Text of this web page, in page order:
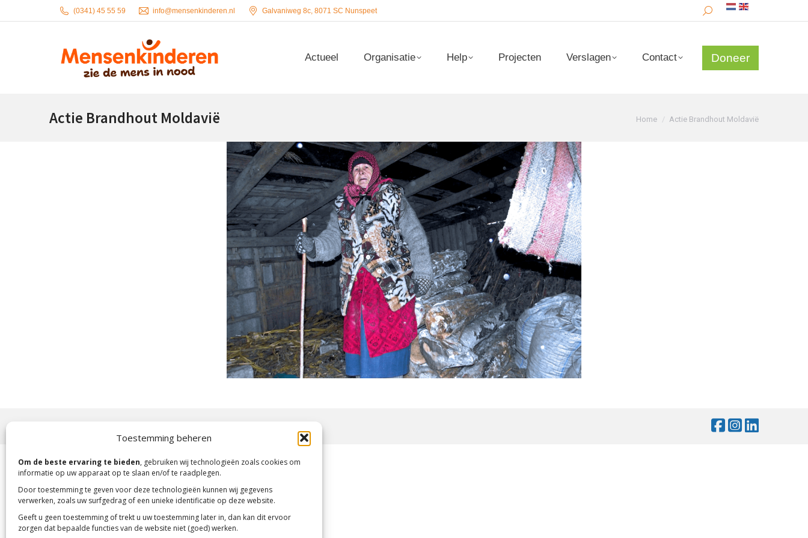
Toestemming beheren
Om de beste ervaring te bieden, gebruiken wij technologieën zoals cookies om
informatie op uw apparaat op te slaan en/of te raadplegen.
Door toestemming te geven voor deze technologieën kunnen wij gegevens
verwerken, zoals uw surfgedrag of een unieke identificatie op deze website.
Geeft u geen toestemming of trekt u uw toestemming later in, dan kan dit ervoor
zorgen dat bepaalde functies van de website niet (goed) werken.
(0341) 45 55 59 info@mensenkinderen.nl Galvaniweg 8c, 8071 SC Nunspeet Search:
Actueel Organisatie Help Projecten Verslagen Contact Doneer
Actie Brandhout Moldavië Je bent hier:
Home Actie Brandhout Moldavië
Actueel Organisatie Help Projecten Verslagen Contact Doneer